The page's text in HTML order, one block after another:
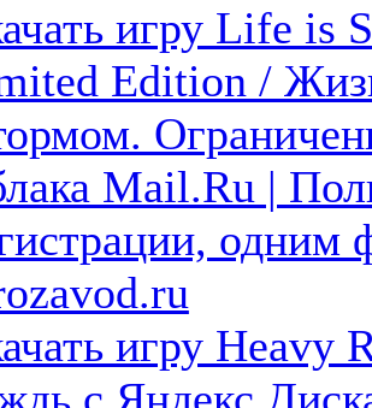
игру Life is
Edition /
Mail.Ru |
игру Heavy